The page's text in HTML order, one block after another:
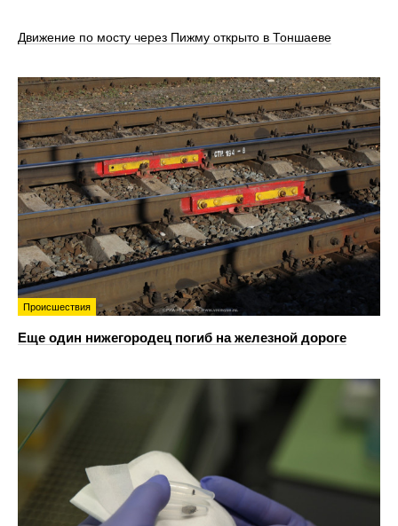
Движение по мосту через Пижму открыто в Тоншаеве
Происшествия
Еще один нижегородец погиб на железной дороге